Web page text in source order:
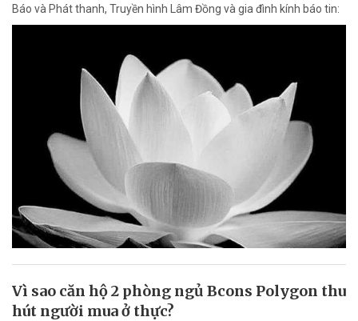
Báo và Phát thanh, Truyền hình Lâm Đồng và gia đình kính báo tin:
Vì sao căn hộ 2 phòng ngủ Bcons Polygon thu
hút người mua ở thực?